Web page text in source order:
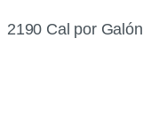
2190 Cal por Galón